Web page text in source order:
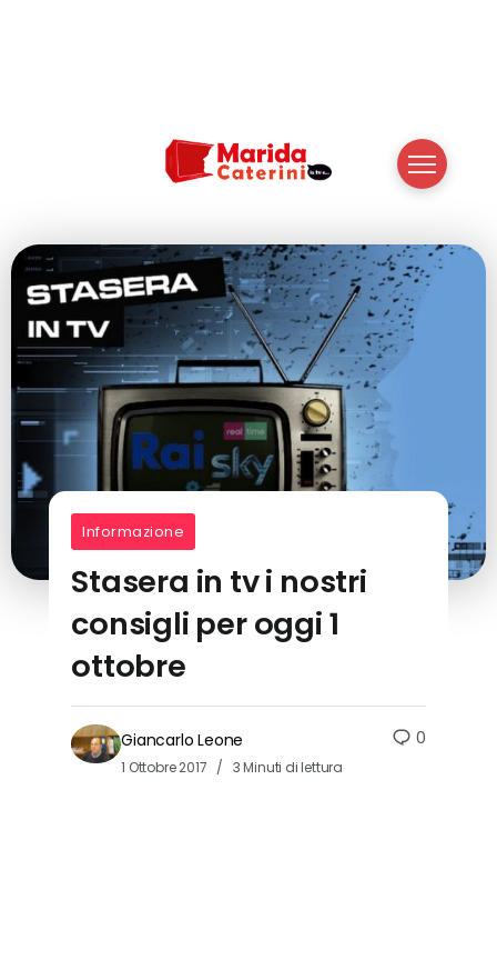
Informazione
Stasera in tv i nostri
consigli per oggi 1
ottobre
Giancarlo Leone
1 Ottobre 2017 3 Minuti di lettura
0